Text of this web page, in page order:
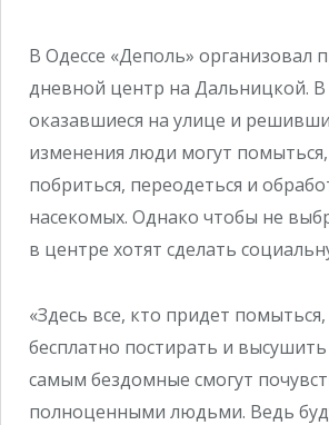
В Одессе «Деполь» организовал
дневной центр на Дальницкой.
оказавшиеся на улице и
изменения люди могут помыться,
побриться, переодеться и
насекомых. Однако чтобы не
в центре хотят сделать
«Здесь все, кто придет помыться,
бесплатно постирать и
самым бездомные смогут
полноценными людьми. Ведь